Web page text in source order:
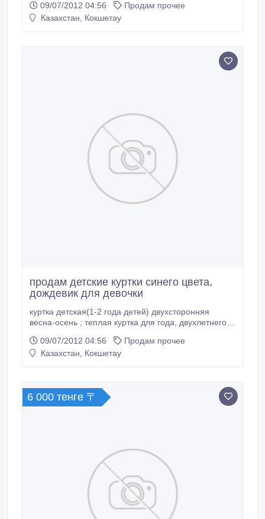
09/07/2012 04:56
Продам прочее
Казахстан, Кокшетау
продам детские куртки синего цвета,
дождевик для девочки
куртка детская(1-2 года детей) двухсторонняя
весна-осень ; теплая куртка для года, двухлетнего
09/07/2012 04:56
Продам прочее
Казахстан, Кокшетау
6 000 тенге 〒